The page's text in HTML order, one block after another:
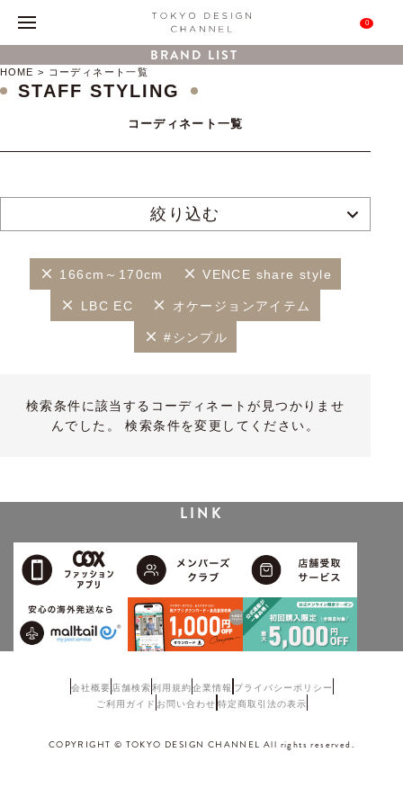
0
BRAND LIST
HOME コーディネート一覧
STAFF STYLING
コーディネート一覧
絞り込む
166cm～170cm VENCE share style
LBC EC オケージョンアイテム
#シンプル
検索条件に該当するコーディネートが見つかりませ
んでした。 検索条件を変更してください。
LINK
会社概要 店舗検索利用規約企業情報 プライバシーポリシー
ご利用ガイド お問い合わせ 特定商取引法の表示
COPYRIGHT © TOKYO DESIGN CHANNEL All rights reserved.